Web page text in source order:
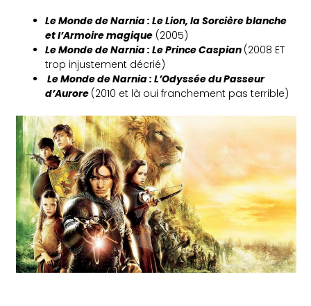
Le Monde de Narnia : Le Lion, la Sorcière blanche
et l’Armoire magique (2005)
Le Monde de Narnia : Le Prince Caspian (2008 ET
trop injustement décrié)
Le Monde de Narnia : L’Odyssée du Passeur
d’Aurore (2010 et là oui franchement pas terrible)